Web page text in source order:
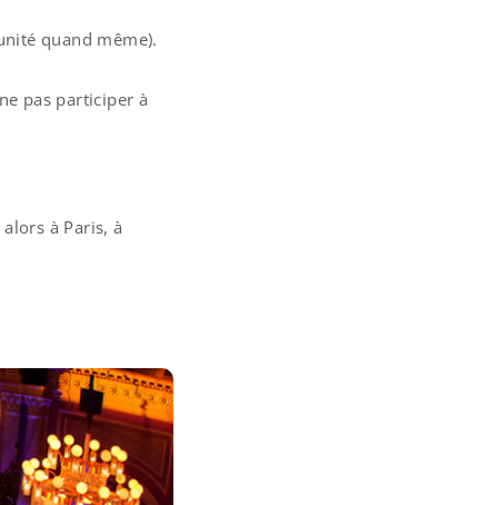
quand même).
pas participer à
à Paris, à